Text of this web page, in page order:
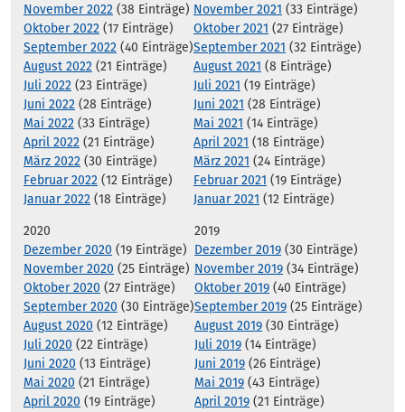
November 2022 (38 Einträge)
Oktober 2022 (17 Einträge)
September 2022 (40 Einträge)
August 2022 (21 Einträge)
Juli 2022 (23 Einträge)
Juni 2022 (28 Einträge)
Mai 2022 (33 Einträge)
April 2022 (21 Einträge)
März 2022 (30 Einträge)
Februar 2022 (12 Einträge)
Januar 2022 (18 Einträge)
November 2021 (33 Einträge)
Oktober 2021 (27 Einträge)
September 2021 (32 Einträge)
August 2021 (8 Einträge)
Juli 2021 (19 Einträge)
Juni 2021 (28 Einträge)
Mai 2021 (14 Einträge)
April 2021 (18 Einträge)
März 2021 (24 Einträge)
Februar 2021 (19 Einträge)
Januar 2021 (12 Einträge)
2020
Dezember 2020 (19 Einträge)
November 2020 (25 Einträge)
Oktober 2020 (27 Einträge)
September 2020 (30 Einträge)
August 2020 (12 Einträge)
Juli 2020 (22 Einträge)
Juni 2020 (13 Einträge)
Mai 2020 (21 Einträge)
April 2020 (19 Einträge)
2019
Dezember 2019 (30 Einträge)
November 2019 (34 Einträge)
Oktober 2019 (40 Einträge)
September 2019 (25 Einträge)
August 2019 (30 Einträge)
Juli 2019 (14 Einträge)
Juni 2019 (26 Einträge)
Mai 2019 (43 Einträge)
April 2019 (21 Einträge)